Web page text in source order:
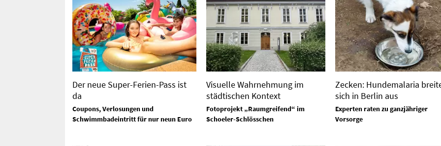
Der neue Super-Ferien-Pass ist
da
Coupons, Verlosungen und
Schwimmbadeintritt für nur neun Euro
Visuelle Wahrnehmung im
städtischen Kontext
Fotoprojekt „Raumgreifend“ im
Schoeler-Schlösschen
Zecken: Hundemalaria
sich in Berlin aus
Experten raten zu ganzjähriger
Vorsorge